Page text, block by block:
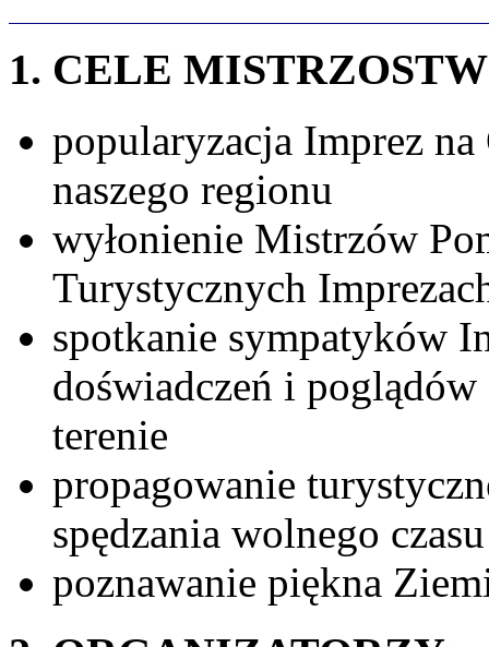
1. CELE
popularyzacja Imprez
naszego regionu
wyłonienie Mistrzów
Turystycznych
spotkanie sympatyków
doświadczeń i
terenie
propagowanie
spędzania wolnego czasu
poznawanie piękna